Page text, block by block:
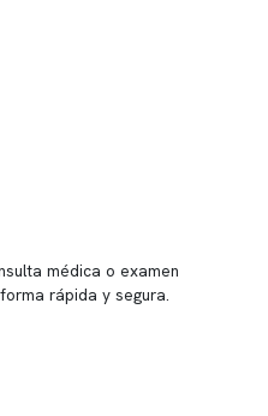
médica o examen
rápida y segura.